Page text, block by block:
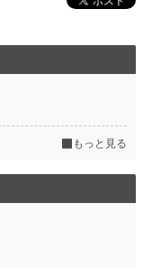
もっと見る